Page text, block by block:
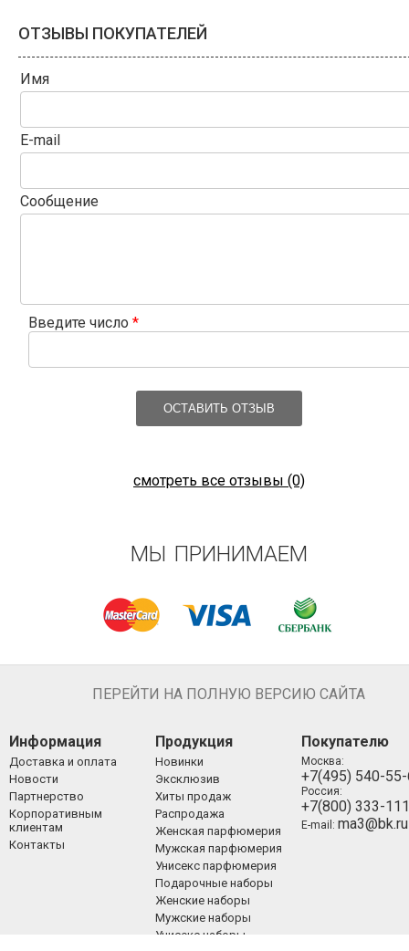
ОТЗЫВЫ ПОКУПАТЕЛЕЙ
Имя
E-mail
Сообщение
ОСТАВИТЬ ОТЗЫВ
смотреть все отзывы (0)
МЫ ПРИНИМАЕМ
ПЕРЕЙТИ НА ПОЛНУЮ ВЕРСИЮ САЙТА
Информация
Доставка и оплата
Новости
Партнерство
Корпоративным
клиентам
Контакты
Продукция
Новинки
Эксклюзив
Хиты продаж
Распродажа
Женская парфюмерия
Мужская парфюмерия
Унисекс парфюмерия
Подарочные наборы
Женские наборы
Мужские наборы
Унисекс наборы
Покупателю
Москва:
+7(495) 540-
Россия:
+7(800) 333-
E-mail: ma3@bk.ru